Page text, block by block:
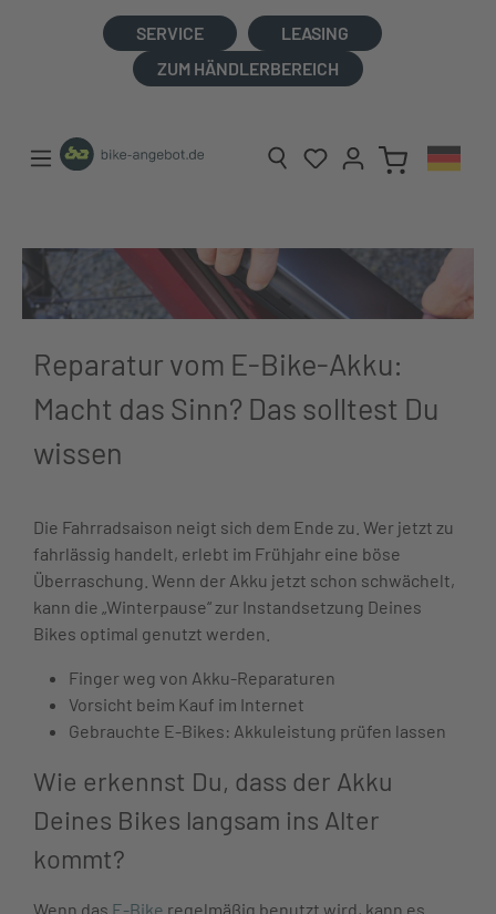
SERVICE
LEASING
ZUM HÄNDLERBEREICH
Reparatur vom E-Bike-Akku:
Macht das Sinn? Das solltest Du
wissen
Die Fahrradsaison neigt sich dem Ende zu. Wer jetzt zu
fahrlässig handelt, erlebt im Frühjahr eine böse
Überraschung. Wenn der Akku jetzt schon schwächelt,
kann die „Winterpause“ zur Instandsetzung Deines
Bikes optimal genutzt werden.
Finger weg von Akku-Reparaturen
Vorsicht beim Kauf im Internet
Gebrauchte E-Bikes: Akkuleistung prüfen lassen
Wie erkennst Du, dass der Akku
Deines Bikes langsam ins Alter
kommt?
Wenn das E-Bike regelmäßig benutzt wird, kann es